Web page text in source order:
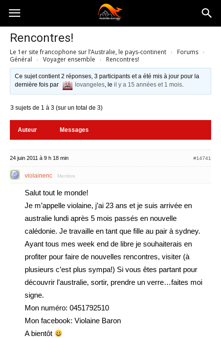
Australia-
australie.com
Rencontres!
Le 1er site francophone sur l’Australie, le pays-continent › Forums ›
Général › Voyager ensemble › Rencontres!
Ce sujet contient 2 réponses, 3 participants et a été mis à jour pour la
dernière fois par
lovangeles, leil y a 15 années et 1 mois.
3 sujets de 1 à 3 (sur un total de 3)
Auteur Messages
24 juin 2011 à 9 h 18 min #14741
violainenc Membre
Salut tout le monde!
Je m’appelle violaine, j’ai 23 ans et je suis arrivée en
australie lundi après 5 mois passés en nouvelle
calédonie. Je travaille en tant que fille au pair à sydney.
Ayant tous mes week end de libre je souhaiterais en
profiter pour faire de nouvelles rencontres, visiter (à
plusieurs c’est plus sympa!) Si vous êtes partant pour
découvrir l’australie, sortir, prendre un verre…faites moi
signe.
Mon numéro: 0451792510
Mon facebook: Violaine Baron
A bientôt